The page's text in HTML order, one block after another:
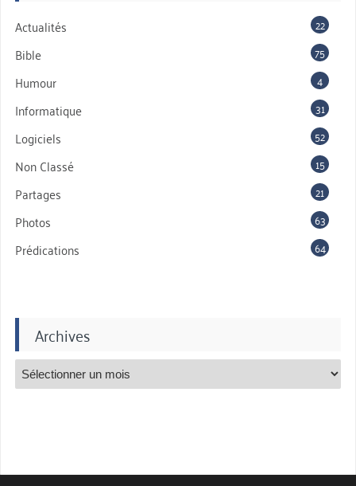
Actualités 22
Bible 75
Humour 4
Informatique 31
Logiciels 52
Non Classé 15
Partages 21
Photos 63
Prédications 64
Archives